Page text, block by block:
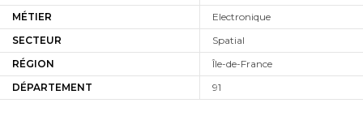
MÉTIER
Electronique
SECTEUR
Spatial
RÉGION
Île-de-France
DÉPARTEMENT
91